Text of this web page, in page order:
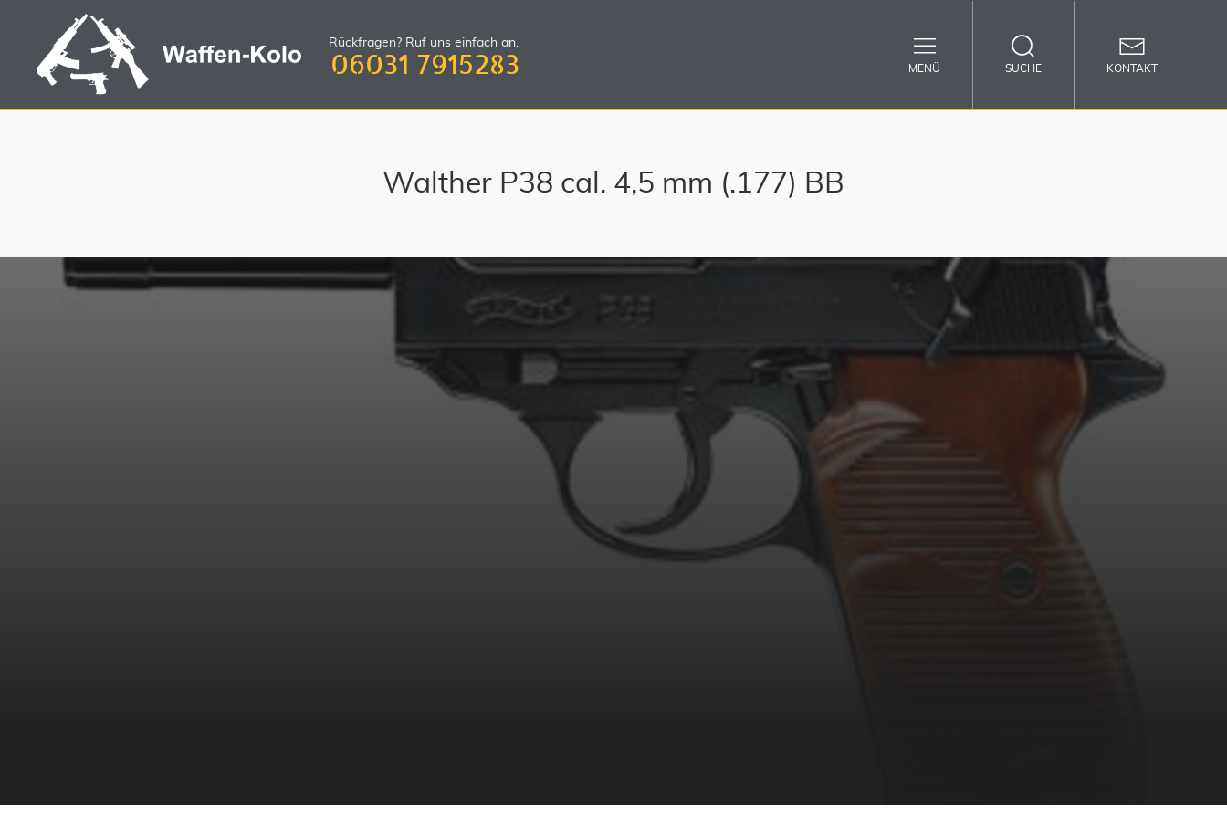
Rückfragen? Ruf uns einfach an.
06031 7915283 MENÜ SUCHE KONTAKT
Walther P38 cal. 4,5 mm (.177) BB